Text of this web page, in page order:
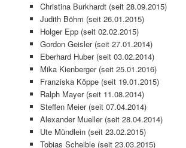
Christina Burkhardt (seit 28.09.2015)
Judith Böhm (seit 26.01.2015)
Holger Epp (seit 02.02.2015)
Gordon Geisler (seit 27.01.2014)
Eberhard Huber (seit 03.02.2014)
Mika Kienberger (seit 25.01.2016)
Franziska Köppe (seit 19.01.2015)
Ralph Mayer (seit 11.08.2014)
Steffen Meier (seit 07.04.2014)
Alexander Mueller (seit 28.04.2014)
Ute Mündlein (seit 23.02.2015)
Tobias Scheible (seit 23.03.2015)